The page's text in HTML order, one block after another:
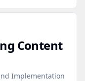
Content
Implementation